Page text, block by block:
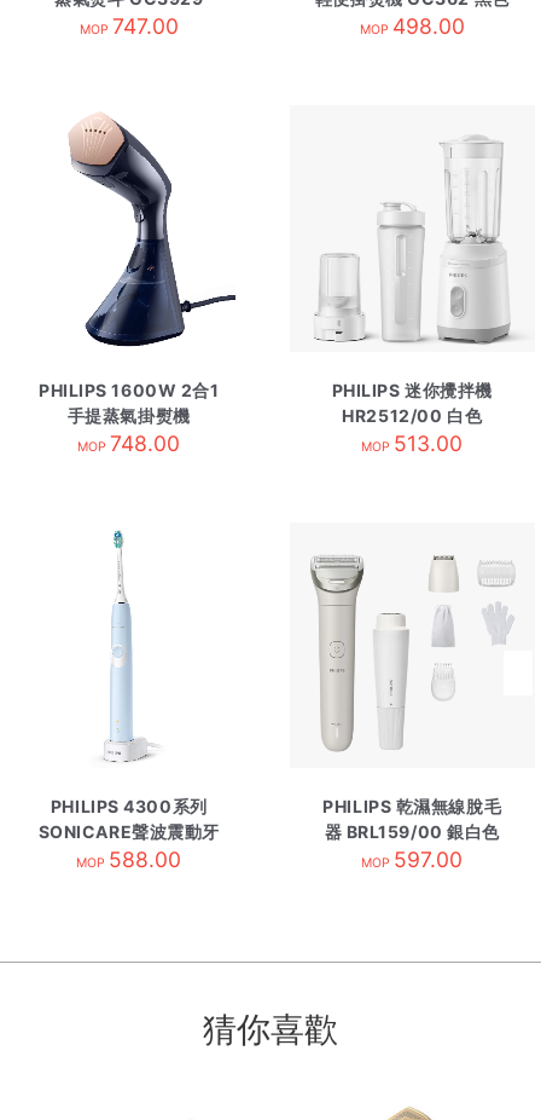
MOP 747.00 MOP 498.00
PHILIPS 1600W 2合1
手提蒸氣掛熨機
GC810/26 黑色
MOP 748.00
PHILIPS 迷你攪拌機
HR2512/00 白色
MOP 513.00
PHILIPS 4300系列
SONICARE聲波震動牙
刷 HX6803/02 粉藍色
MOP 588.00
PHILIPS 乾濕無線脫毛
器 BRL159/00 銀白色
MOP 597.00
猜你喜歡